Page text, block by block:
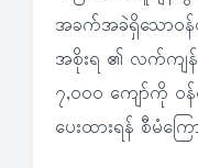
အခက်အခဲရှိသောဝန်ထ
အစိုးရ ၏ လက်ကျ
၇,၀၀၀ ကျော်ကို
ပေးထားရန် စီမံကြ